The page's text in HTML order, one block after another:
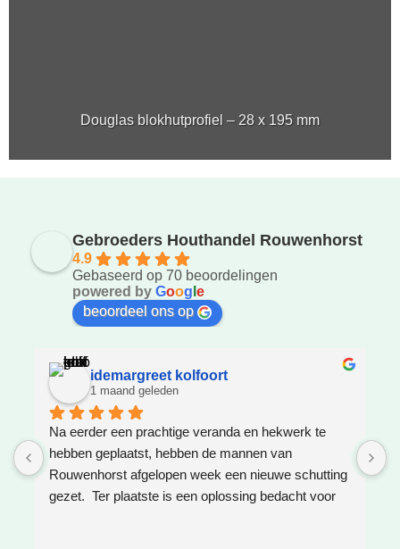
Douglas blokhutprofiel – 28 x 195 mm
Gebroeders Houthandel Rouwenhorst
4.9
Gebaseerd op 70 beoordelingen
powered by Goog e
beoordeel ons op
idemargreet kolfoort
1 maand geleden
Na eerder een prachtige veranda en hekwerk te
hebben geplaatst, hebben de mannen van
Rouwenhorst afgelopen week een nieuwe schutting
gezet.  Ter plaatste is een oplossing bedacht voor